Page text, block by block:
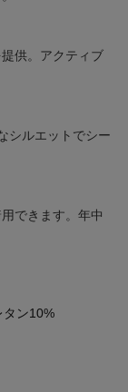
供。アクティブ
シルエットでシー
できます。年中
タン10%